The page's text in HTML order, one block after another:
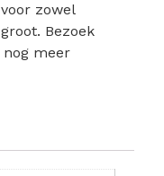
zowel
Bezoek
meer